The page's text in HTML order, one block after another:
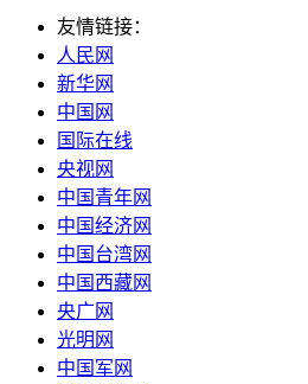
友情链接：
人民网
新华网
中国网
国际在线
央视网
中国青年网
中国经济网
中国台湾网
中国西藏网
央广网
光明网
中国军网